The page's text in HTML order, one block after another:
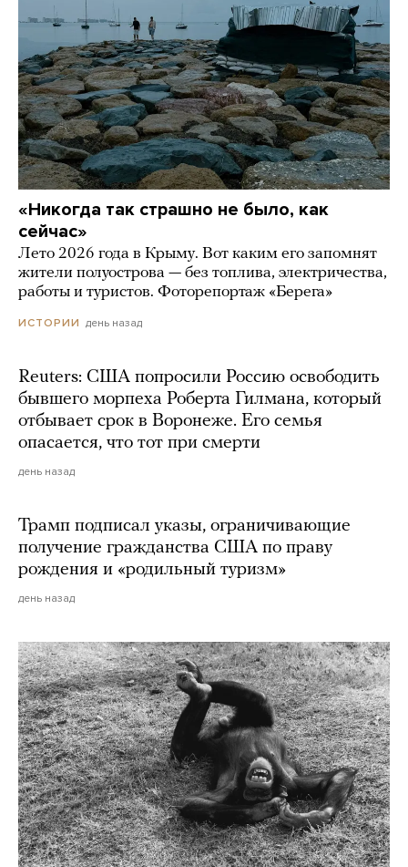
«Никогда так страшно не было, как
сейчас»
Лето 2026 года в Крыму. Вот каким его запомнят
жители полуострова — без топлива, электричества,
работы и туристов. Фоторепортаж «Берега»
ИСТОРИИ день назад
Reuters: США попросили Россию освободить
бывшего морпеха Роберта Гилмана, который
отбывает срок в Воронеже. Его семья
опасается, что тот при смерти
день назад
Трамп подписал указы, ограничивающие
получение гражданства США по праву
рождения и «родильный туризм»
день назад